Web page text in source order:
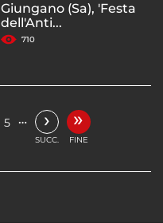
Giungano (Sa), 'Festa
dell'Anti...
710
5 … ›
SUCC.
»
FINE